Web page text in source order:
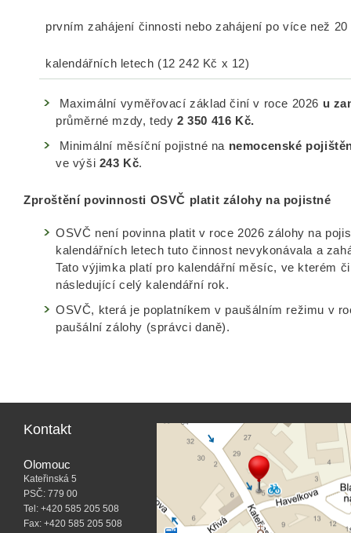
prvním zahájení činnosti nebo zahájení po více než 20
kalendářních letech (12
Maximální vyměřovací základ činí v roce 2026 u
průměrné mzdy, tedy 2 350 416 Kč.
Minimální měsíční pojistné na nemocenské
ve výši 243 Kč.
Zproštění povinnosti OSVČ platit zálohy na pojistné
OSVČ není povinna platit v roce 2026 zálohy na
kalendářních letech tuto činnost nevykonávala a
Tato výjimka platí pro kalendářní měsíc, ve kterém
následující celý kalendářní rok.
OSVČ, která je poplatníkem v paušálním režimu v
paušální zálohy (správci daně).
Kontakt
Olomouc
Kateřinská 5
PSČ: 779 00
Tel: +420 585 205 508
Fax: +420 585 205 508